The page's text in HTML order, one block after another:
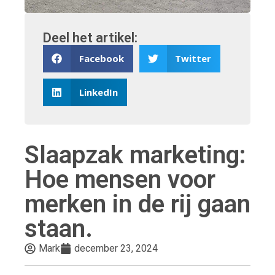
Deel het artikel:
Facebook Twitter
LinkedIn
Slaapzak marketing:
Hoe mensen voor
merken in de rij gaan
staan.
Mark december 23, 2024